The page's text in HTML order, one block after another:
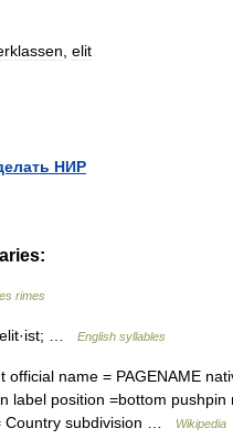
elit
НИР
rimes
elit·ist; … English syllables
name = PAGENAME
label position =bottom
Country subdivision …
Wikipedia